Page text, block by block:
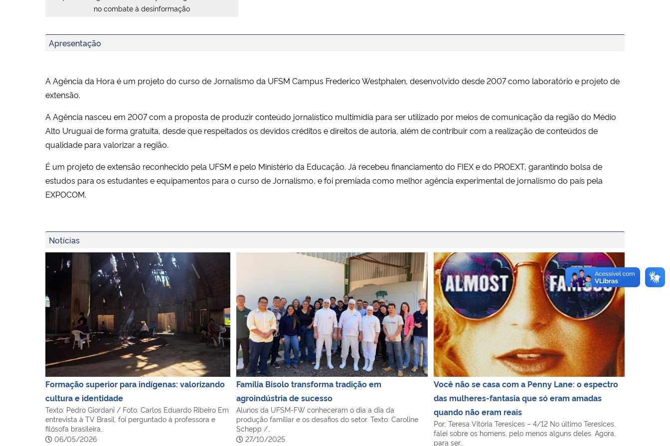
no combate à desinformação
Apresentação
A Agência da Hora é um projeto do curso de Jornalismo da UFSM Campus Frederico Westphalen, desenvolvido desde 2007 como laboratório e projeto de
extensão.
A Agência nasceu em 2007 com a proposta de produzir conteúdo jornalístico multimídia para ser utilizado por meios de comunicação da região do Médio
Alto Uruguai de forma gratuita, desde que respeitados os devidos créditos e direitos de autoria, além de contribuir com a realização de conteúdos de
qualidade para valorizar a região.
É um projeto de extensão reconhecido pela UFSM e pelo Ministério da Educação. Já recebeu financiamento do FIEX e do PROEXT, garantindo bolsa de
estudos para os estudantes e equipamentos para o curso de Jornalismo, e foi premiada como melhor agência experimental de jornalismo do país pela
EXPOCOM.
Notícias
Formação superior para indígenas: valorizando cultura e identidade
Formação superior para indígenas: valorizando
cultura e identidade
Texto: Pedro Giordani / Foto: Carlos Eduardo Ribeiro Em
entrevista à TV Brasil, foi perguntado à professora e
filósofa brasileira…
06/05/2026
Família Bisolo transforma tradição em agroindústria de sucesso
Família Bisolo transforma tradição em
agroindústria de sucesso
Alunos da UFSM-FW conheceram o dia a dia da
produção familiar e os desafios do setor. Texto: Caroline
Schepp /…
27/10/2025
Você não se casa com a Penny Lane: o espectro das
Você não se casa com a Penny Lane: o espectro
das mulheres-fantasia que só eram amadas
quando não eram reais
Por: Teresa Vitória Teresices – 4/12 No último Teresices,
falei sobre os homens, pelo menos alguns deles. Agora,
para ser…